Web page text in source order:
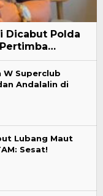
Dicabut Polda
W Superclub
Andalalin di
Lubang Maut
Sesat!